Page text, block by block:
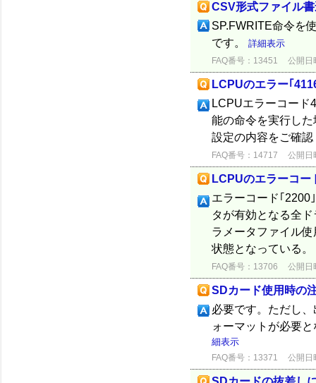
CSV形式ファイル
SP.FWRITE命令を
です。 詳細表示
FAQ番号：13451 公開日
LCPUのエラー｢
LCPUエラーコード
能の命令を実行し
設定の内容をご確
FAQ番号：14717 公開日
LCPUのエラーコー
エラーコード｢2200
タが有効となる全
ラメータファイル
状態となっている
FAQ番号：13706 公開日
SDカード使用時の
必要です。ただし
ォーマットが必要
細表示
FAQ番号：13371 公開日